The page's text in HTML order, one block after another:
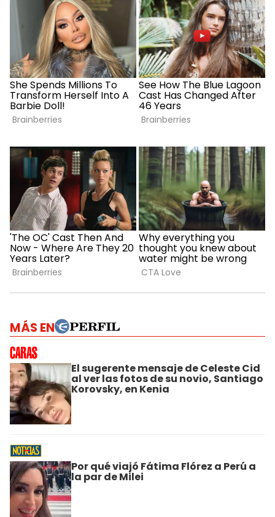
MÁS EN
El sugerente mensaje de Celeste Cid
al ver las fotos de su novio, Santiago
Korovsky, en Kenia
Por qué viajó Fátima Flórez a Perú a
la par de Milei